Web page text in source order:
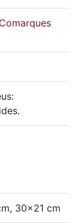
30x21 cm